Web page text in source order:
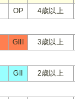
OP 4歳以上
GIII 3歳以上
GII 2歳以上